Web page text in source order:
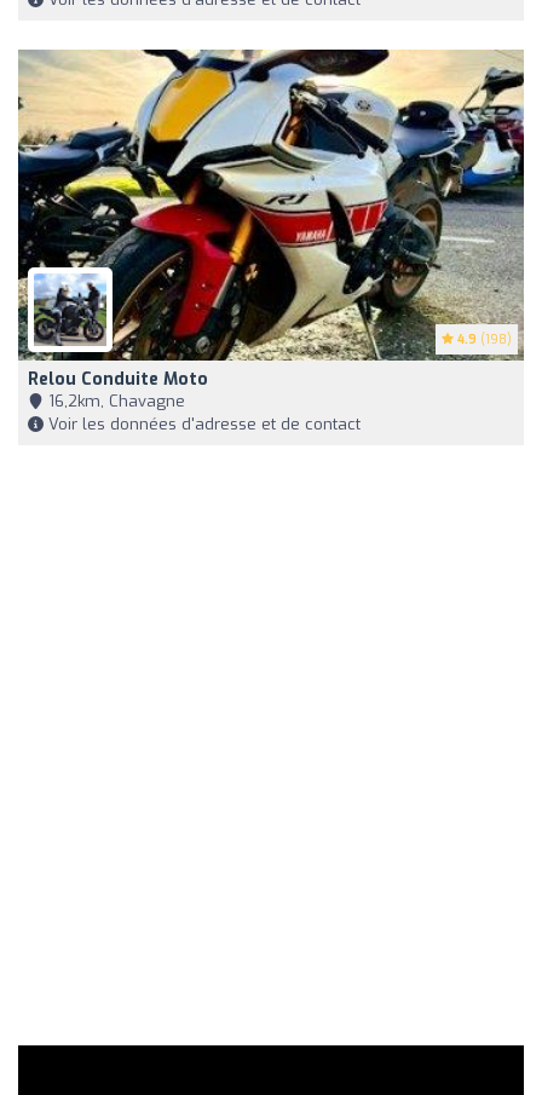
4.9 (198)
Relou Conduite Moto
16,2km, Chavagne
Voir les données d'adresse et de contact